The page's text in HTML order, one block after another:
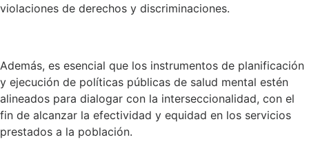
violaciones de derechos y discriminaciones.
Además, es esencial que los instrumentos de planificación
y ejecución de políticas públicas de salud mental estén
alineados para dialogar con la interseccionalidad, con el
fin de alcanzar la efectividad y equidad en los servicios
prestados a la población.